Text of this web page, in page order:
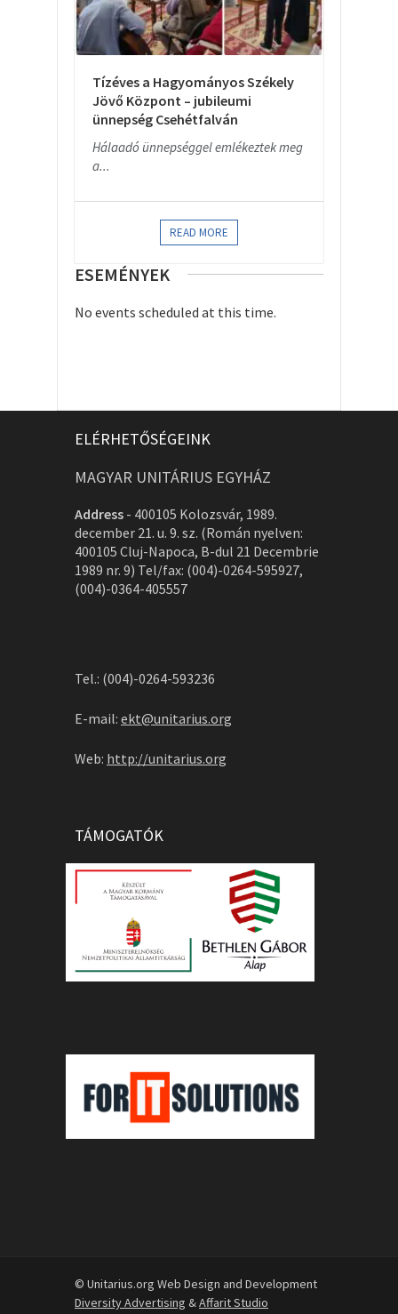
Tízéves a Hagyományos Székely
Jövő Központ – jubileumi
ünnepség Csehétfalván
Hálaadó ünnepséggel emlékeztek meg
a...
READ MORE
ESEMÉNYEK
No events scheduled at this time.
ELÉRHETŐSÉGEINK
MAGYAR UNITÁRIUS EGYHÁZ
Address - 400105 Kolozsvár, 1989.
december 21. u. 9. sz. (Román nyelven:
400105 Cluj-Napoca, B-dul 21 Decembrie
1989 nr. 9) Tel/fax: (004)-0264-595927,
(004)-0364-405557
Tel.: (004)-0264-593236
E-mail: ekt@unitarius.org
Web: http://unitarius.org
TÁMOGATÓK
© Unitarius.org Web Design and Development
Diversity Advertising &Affarit Studio